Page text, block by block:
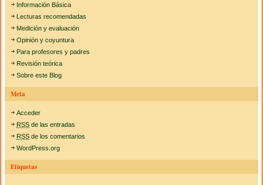
Información Básica
Lecturas recomendadas
Medición y evaluación
Opinión y coyuntura
Para profesores y padres
Revisión teórica
Sobre este Blog
Meta
Acceder
RSS de las entradas
RSS de los comentarios
WordPress.org
Etiquetas